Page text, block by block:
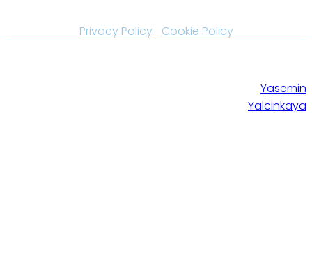
Privacy Policy| Cookie Policy
Yasemin
Yalcinkaya